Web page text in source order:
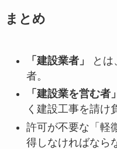
まとめ
「建設業者」
と
者。
「建設業を営む者」
く建設工事を請け
許可が不要な「軽
得しなければなら